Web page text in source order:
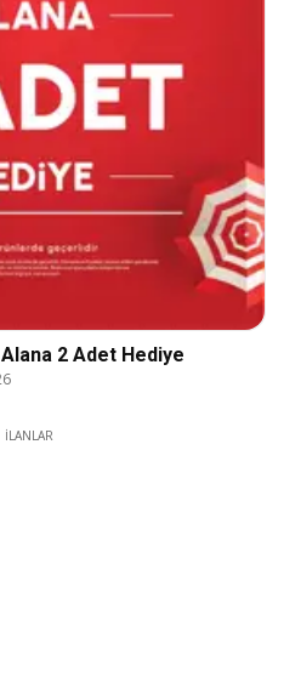
2 Adet Hediye
İLANLAR